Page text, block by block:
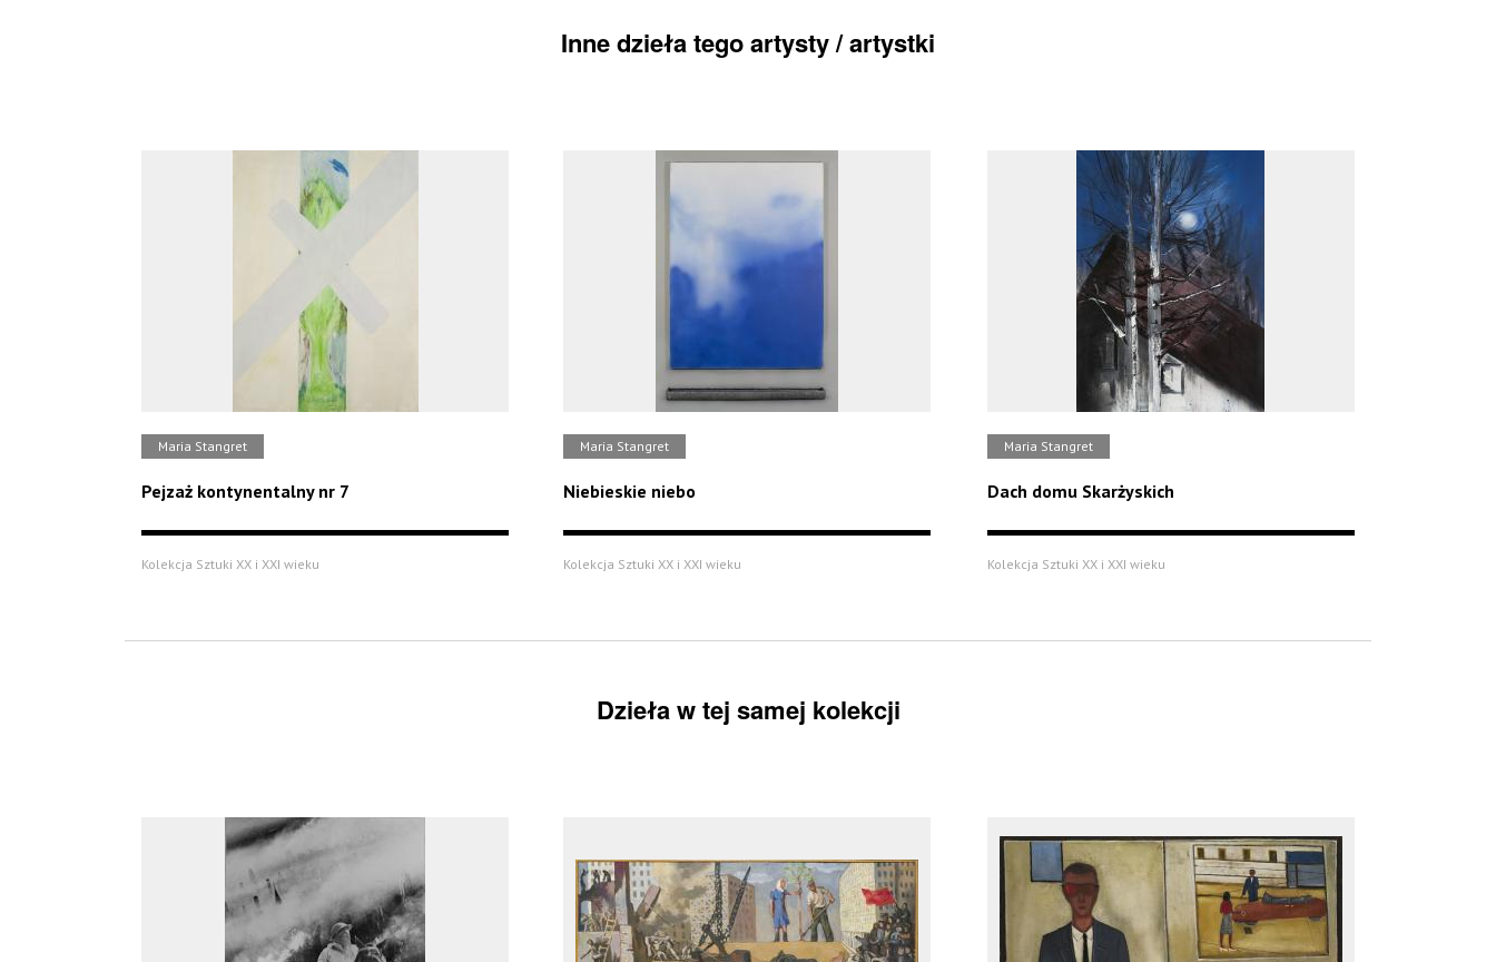
Inne dzieła tego artysty / artystki
Maria Stangret
Pejzaż kontynentalny nr 7
Kolekcja Sztuki XX i XXI wieku
Maria Stangret
Niebieskie niebo
Kolekcja Sztuki XX i XXI wieku
Maria Stangret
Dach domu Skarżyskich
Kolekcja Sztuki XX i XXI wieku
Dzieła w tej samej kolekcji